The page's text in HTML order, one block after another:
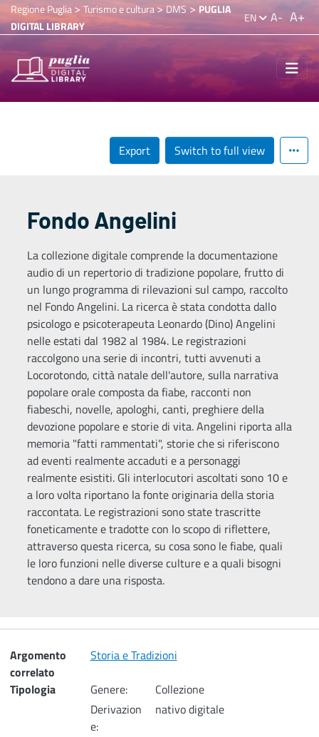
Regione Puglia> Turismo e cultura>DMS > PUGLIA
DIGITAL LIBRARY
EN A- A+
Export Switch to full view
Fondo Angelini
La collezione digitale comprende la documentazione
audio di un repertorio di tradizione popolare, frutto di
un lungo programma di rilevazioni sul campo, raccolto
nel Fondo Angelini. La ricerca è stata condotta dallo
psicologo e psicoterapeuta Leonardo (Dino) Angelini
nelle estati dal 1982 al 1984. Le registrazioni
raccolgono una serie di incontri, tutti avvenuti a
Locorotondo, città natale dell'autore, sulla narrativa
popolare orale composta da fiabe, racconti non
fiabeschi, novelle, apologhi, canti, preghiere della
devozione popolare e storie di vita. Angelini riporta alla
memoria "fatti rammentati", storie che si riferiscono
ad eventi realmente accaduti e a personaggi
realmente esistiti. Gli interlocutori ascoltati sono 10 e
a loro volta riportano la fonte originaria della storia
raccontata. Le registrazioni sono state trascritte
foneticamente e tradotte con lo scopo di riflettere,
attraverso questa ricerca, su cosa sono le fiabe, quali
le loro funzioni nelle diverse culture e a quali bisogni
tendono a dare una risposta.
Browse
Argomento
correlato
Storia e Tradizioni
Tipologia
Genere:
Collezione
Derivazion
e:
nativo digitale